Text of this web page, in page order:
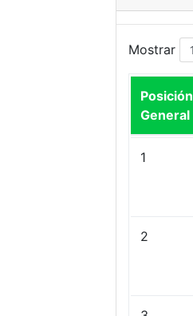
Mostrar
Posición
General
1
2